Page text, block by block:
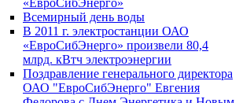
«ЕвроСибЭнерго»
Всемирный день воды
В 2011 г. электростанции ОАО
«ЕвроСибЭнерго» произвели 80,4
млрд. кВтч электроэнергии
Поздравление генерального директора
ОАО "ЕвроСибЭнерго" Евгения